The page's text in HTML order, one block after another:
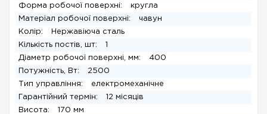
Форма робочої поверхні:
кругла
Матеріал робочої поверхні:
чавун
Колір:
Нержавіюча сталь
Кількість постів, шт:
1
Діаметр робочої поверхні, мм:
400
Потужність, Вт:
2500
Тип управління:
електромеханічне
Гарантійний термін:
12 місяців
Висота:
170 мм